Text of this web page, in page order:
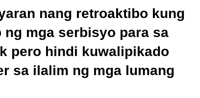
nang retroaktibo kung
mga serbisyo para sa
pero hindi kuwalipikado
sa ilalim ng mga lumang